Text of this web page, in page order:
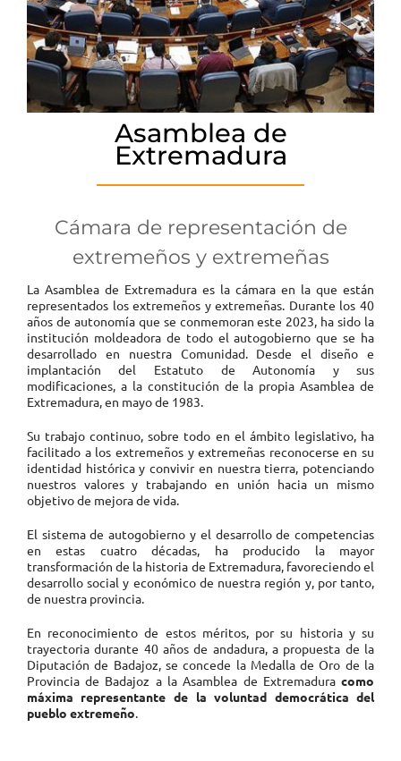
Asamblea de
Extremadura
Cámara de representación de
extremeños y extremeñas
La Asamblea de Extremadura es la cámara en la que están
representados los extremeños y extremeñas. Durante los 40
años de autonomía que se conmemoran este 2023, ha sido la
institución moldeadora de todo el autogobierno que se ha
desarrollado en nuestra Comunidad. Desde el diseño e
implantación del Estatuto de Autonomía y sus
modificaciones, a la constitución de la propia Asamblea de
Extremadura, en mayo de 1983.
Su trabajo continuo, sobre todo en el ámbito legislativo, ha
facilitado a los extremeños y extremeñas reconocerse en su
identidad histórica y convivir en nuestra tierra, potenciando
nuestros valores y trabajando en unión hacia un mismo
objetivo de mejora de vida.
El sistema de autogobierno y el desarrollo de competencias
en estas cuatro décadas, ha producido la mayor
transformación de la historia de Extremadura, favoreciendo el
desarrollo social y económico de nuestra región y, por tanto,
de nuestra provincia.
En reconocimiento de estos méritos, por su historia y su
trayectoria durante 40 años de andadura, a propuesta de la
Diputación de Badajoz, se concede la Medalla de Oro de la
Provincia de Badajoz a la Asamblea de Extremaduracomo
máxima representante de la voluntad democrática del
pueblo extremeño.